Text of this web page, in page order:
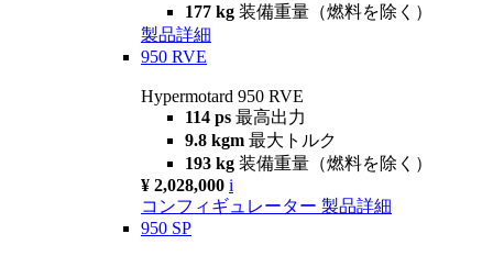
177 kg 装備重量（燃料を除く）
製品詳細
950 RVE
Hypermotard 950 RVE
114 ps 最高出力
9.8 kgm 最大トルク
193 kg 装備重量（燃料を除く）
¥ 2,028,000 i
コンフィギュレーター 製品詳細
950 SP